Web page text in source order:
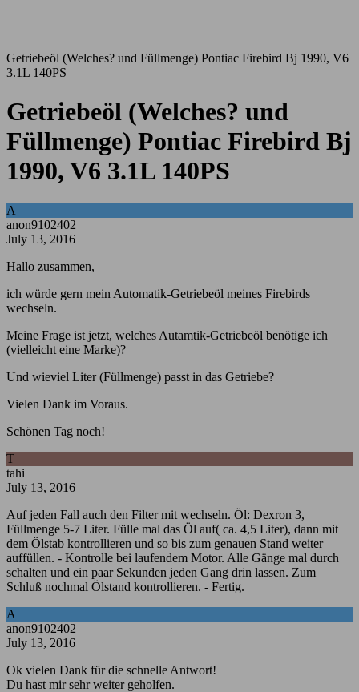
Getriebeöl (Welches? und Füllmenge) Pontiac Firebird Bj 1990, V6
3.1L 140PS
Getriebeöl (Welches? und
Füllmenge) Pontiac Firebird Bj
1990, V6 3.1L 140PS
A
anon9102402
July 13, 2016
Hallo zusammen,
ich würde gern mein Automatik-Getriebeöl meines Firebirds
wechseln.
Meine Frage ist jetzt, welches Autamtik-Getriebeöl benötige ich
(vielleicht eine Marke)?
Und wieviel Liter (Füllmenge) passt in das Getriebe?
Vielen Dank im Voraus.
Schönen Tag noch!
T
tahi
July 13, 2016
Auf jeden Fall auch den Filter mit wechseln. Öl: Dexron 3,
Füllmenge 5-7 Liter. Fülle mal das Öl auf( ca. 4,5 Liter), dann mit
dem Ölstab kontrollieren und so bis zum genauen Stand weiter
auffüllen. - Kontrolle bei laufendem Motor. Alle Gänge mal durch
schalten und ein paar Sekunden jeden Gang drin lassen. Zum
Schluß nochmal Ölstand kontrollieren. - Fertig.
A
anon9102402
July 13, 2016
Ok vielen Dank für die schnelle Antwort!
Du hast mir sehr weiter geholfen.